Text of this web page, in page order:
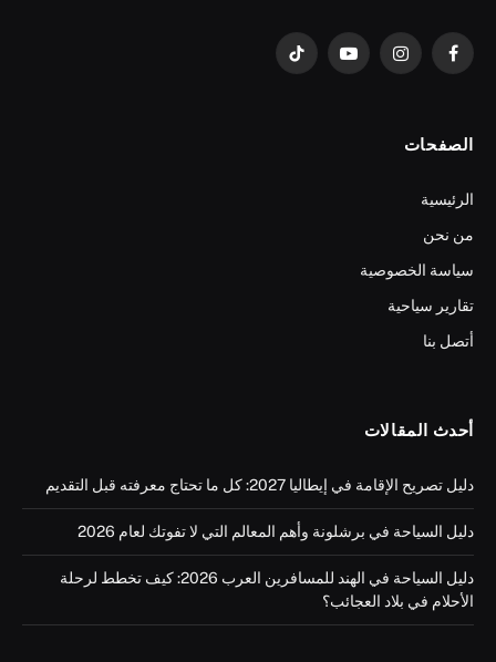
فيسبوكالانستغراميوتيوب تيكتوك
الصفحات
الرئيسية
من نحن
سياسة الخصوصية
تقارير سياحية
أتصل بنا
أحدث المقالات
دليل تصريح الإقامة في إيطاليا 2027: كل ما تحتاج معرفته قبل التقديم
دليل السياحة في برشلونة وأهم المعالم التي لا تفوتك لعام 2026
دليل السياحة في الهند للمسافرين العرب 2026: كيف تخطط لرحلة
الأحلام في بلاد العجائب؟